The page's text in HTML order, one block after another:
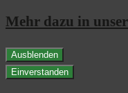
Mehr dazu in
Ausblenden
Einverstanden